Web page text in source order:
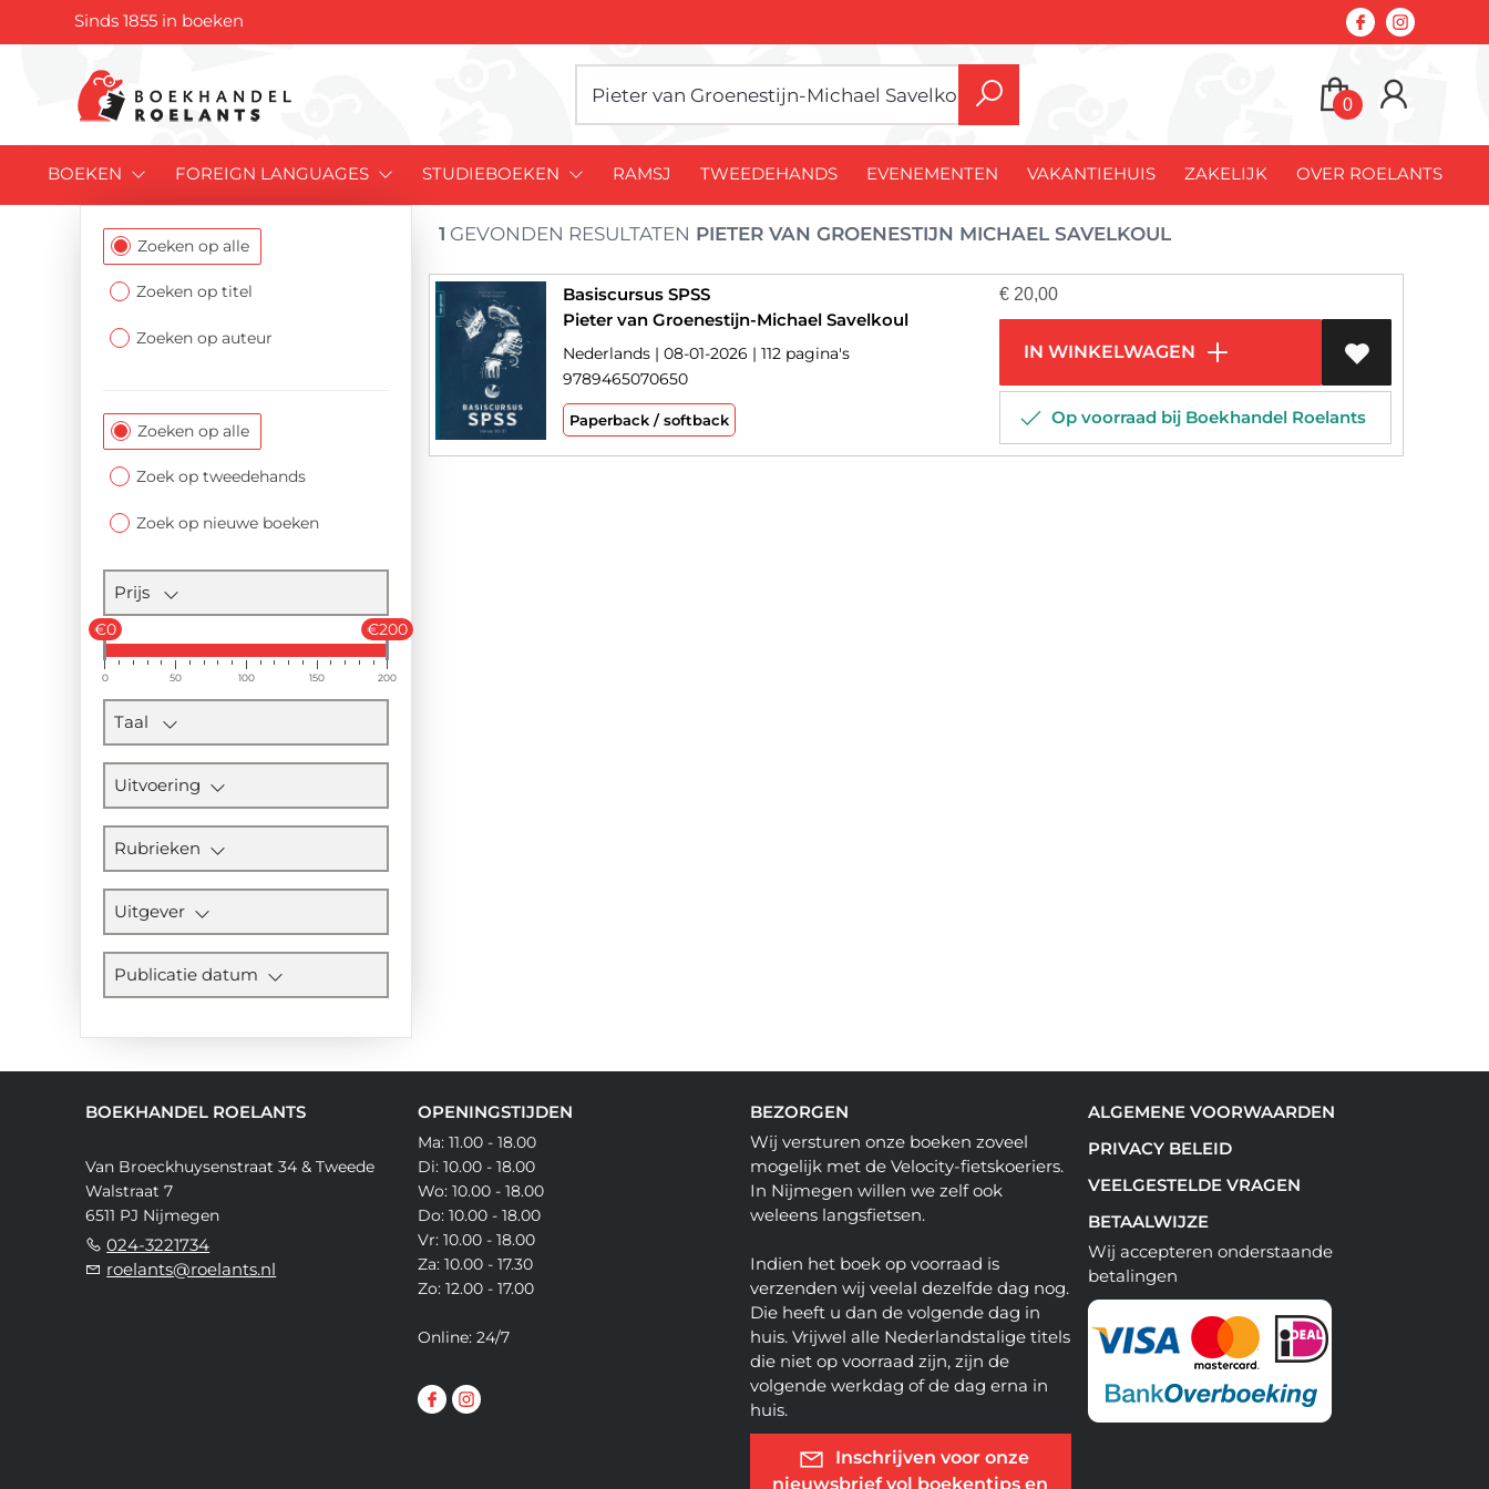
Sinds 1855 in boeken
0
BOEKEN FOREIGN LANGUAGES STUDIEBOEKEN RAMSJ TWEEDEHANDS EVENEMENTEN VAKANTIEHUIS ZAKELIJK OVER ROELANTS
Filtersectie
Zoeken op alle
Zoeken op titel
Zoeken op auteur
Zoeken op alle
Zoek op tweedehands
Zoek op nieuwe boeken
Prijs
€0 €200
0 50 100 150 200
Taal
Uitvoering
Rubrieken
Uitgever
Publicatie datum
1 GEVONDEN RESULTATEN PIETER VAN GROENESTIJN MICHAEL SAVELKOUL
Basiscursus SPSS
Pieter van Groenestijn-Michael Savelkoul
Nederlands | 08-01-2026 | 112 pagina's
9789465070650
Paperback / softback
€ 20,00
IN WINKELWAGEN
Op voorraad bij Boekhandel Roelants
BOEKHANDEL ROELANTS
Van Broeckhuysenstraat 34 & Tweede
Walstraat 7
6511 PJ Nijmegen
024-3221734
roelants@roelants.nl
OPENINGSTIJDEN
Ma: 11.00 - 18.00
Di: 10.00 - 18.00
Wo: 10.00 - 18.00
Do: 10.00 - 18.00
Vr: 10.00 - 18.00
Za: 10.00 - 17.30
Zo: 12.00 - 17.00
Online: 24/7
BEZORGEN
Wij versturen onze boeken zoveel
mogelijk met de Velocity-fietskoeriers.
In Nijmegen willen we zelf ook
weleens langsfietsen.
Indien het boek op voorraad is
verzenden wij veelal dezelfde dag nog.
Die heeft u dan de volgende dag in
huis. Vrijwel alle Nederlandstalige titels
die niet op voorraad zijn, zijn de
volgende werkdag of de dag erna in
huis.
Inschrijven voor onze
nieuwsbrief vol boekentips en
ALGEMENE VOORWAARDEN
PRIVACY BELEID
VEELGESTELDE VRAGEN
BETAALWIJZE
Wij accepteren onderstaande
betalingen